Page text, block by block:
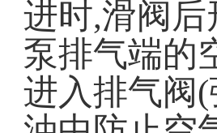
进时,滑阀后
泵排气端的
进入排气阀(